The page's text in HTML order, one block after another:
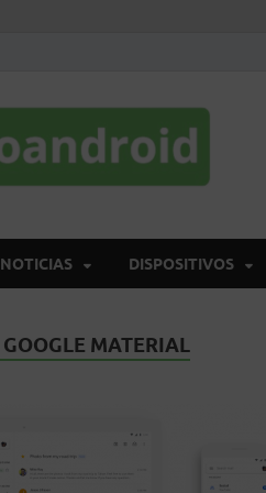
NOTICIAS DISPOSITIVOS
GOOGLE MATERIAL